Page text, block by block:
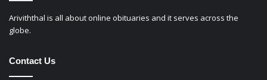
Ariviththal is all about online obituaries and it serves across the
globe.
Contact Us